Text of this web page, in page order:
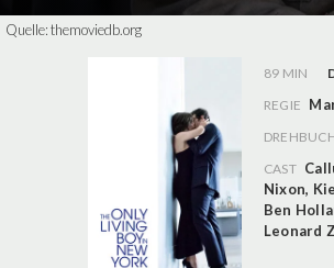
Quelle:themoviedb.org
89 MIN
REGIE
CAST
Nixon,
Ben
Leonard